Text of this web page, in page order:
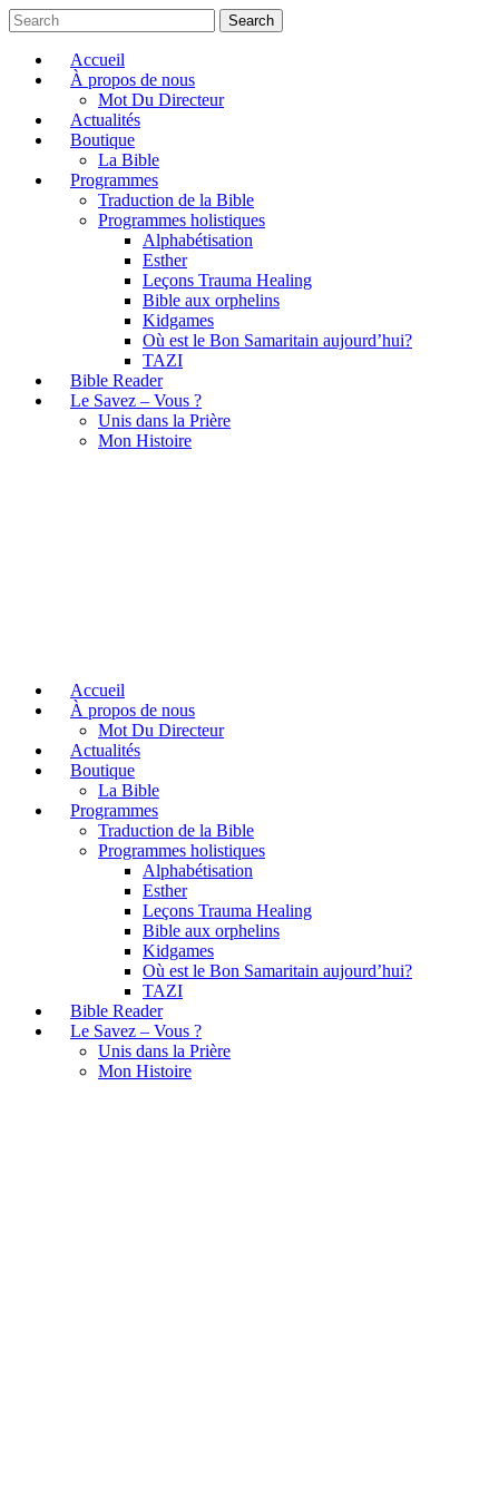
Search
Accueil
À propos de nous
Mot Du Directeur
Actualités
Boutique
La Bible
Programmes
Traduction de la Bible
Programmes holistiques
Alphabétisation
Esther
Leçons Trauma Healing
Bible aux orphelins
Kidgames
Où est le Bon Samaritain aujourd’hui?
TAZI
Bible Reader
Le Savez – Vous ?
Unis dans la Prière
Mon Histoire
Accueil
À propos de nous
Mot Du Directeur
Actualités
Boutique
La Bible
Programmes
Traduction de la Bible
Programmes holistiques
Alphabétisation
Esther
Leçons Trauma Healing
Bible aux orphelins
Kidgames
Où est le Bon Samaritain aujourd’hui?
TAZI
Bible Reader
Le Savez – Vous ?
Unis dans la Prière
Mon Histoire